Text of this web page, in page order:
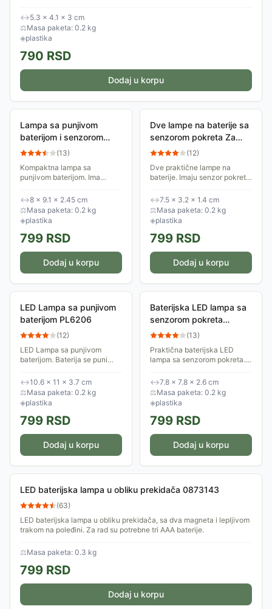
↔5.3 × 4.1 × 3 cm
⚖Masa paketa: 0.2 kg
◈plastika
790 RSD
Dodaj u korpu
Lampa sa punjivom
baterijom i senzorom
pokreta NL-0811/CW
(13)
Kompaktna lampa sa
punjivom baterijom. Ima
aktivira kada detektuje
pokret. Idealna je za
stepeništa, fioke,
garderobere,...
↔8 × 9.1 × 2.45 cm
⚖Masa paketa: 0.2 kg
◈plastika
799 RSD
Dodaj u korpu
Dve lampe na baterije sa
senzorom pokreta Za
fioke ili garderobere CL-
(12)
Dve praktične lampe na
baterije. Imaju senzor pokreta
kada se detektuje pokret.
Idealne su za fioke,
garderobere,...
↔7.5 × 3.2 × 1.4 cm
⚖Masa paketa: 0.2 kg
◈plastika
799 RSD
Dodaj u korpu
LED Lampa sa punjivom
baterijom PL6206
(12)
LED Lampa sa punjivom
baterijom. Baterija se puni
(punjač nije deo kompleta) ili,
u slučaju nužde, preko malog
solarnog panela...
↔10.6 × 11 × 3.7 cm
⚖Masa paketa: 0.2 kg
◈plastika
799 RSD
Dodaj u korpu
Baterijska LED lampa sa
senzorom pokreta
PL9461C (13)
Praktična baterijska LED
lampa sa senzorom pokreta.
pokret. Isključuje se nakon
15-30 sekundi od poslednjeg
pokreta u zoni...
↔7.8 × 7.8 × 2.6 cm
⚖Masa paketa: 0.2 kg
◈plastika
799 RSD
Dodaj u korpu
LED baterijska lampa u obliku prekidača 0873143
(63)
LED baterijska lampa u obliku prekidača, sa dva magneta i lepljivom
trakom na poleđini. Za rad su potrebne tri AAA baterije.
⚖Masa paketa: 0.3 kg
799 RSD
Dodaj u korpu